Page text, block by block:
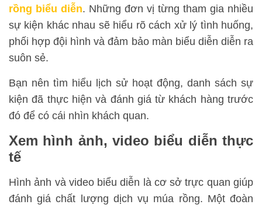
rồng biểu diễn. Những đơn vị từng tham gia nhiều
sự kiện khác nhau sẽ hiểu rõ cách xử lý tình huống,
phối hợp đội hình và đảm bảo màn biểu diễn diễn ra
suôn sẻ.
Bạn nên tìm hiểu lịch sử hoạt động, danh sách sự
kiện đã thực hiện và đánh giá từ khách hàng trước
đó để có cái nhìn khách quan.
Xem hình ảnh, video biểu diễn thực
tế
Hình ảnh và video biểu diễn là cơ sở trực quan giúp
đánh giá chất lượng dịch vụ múa rồng. Một đoàn